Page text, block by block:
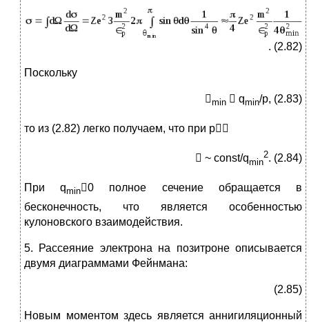
. (2.82)
Поскольку
min  qmin/p, (2.83)
то из (2.82) легко получаем, что при p
 ~ const/qmin
2. (2.84)
При qmin0 полное сечение обращается в
бесконечность, что является особенностью
кулоновского взаимодействия.
5. Рассеяние электрона на позитроне описывается
двумя диаграммами Фейнмана:
(2.85)
Новым моментом здесь является аннигиляционный